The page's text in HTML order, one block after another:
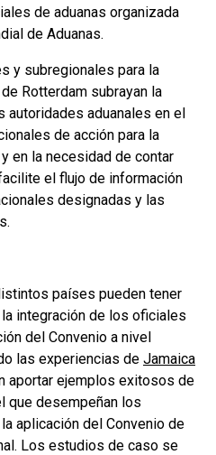
de aduanas organizada
de Aduanas.
y subregionales para la
Rotterdam subrayan la
autoridades aduanales en el
de acción para la
en la necesidad de contar
el flujo de información
designadas y las
países pueden tener
integración de los oficiales
del Convenio a nivel
las experiencias de Jamaica
aportar ejemplos exitosos de
que desempeñan los
aplicación del Convenio de
Los estudios de caso se